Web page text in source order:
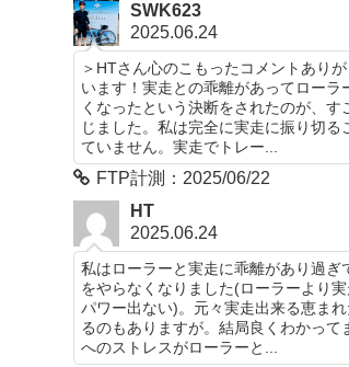
SWK623
2025.06.24
＞HTさん心のこもったコメントあり
います！実走との乖離があってローラ
くなったという決断をされたのが、す
じました。私は完全に実走に振り切る
ていません。実走でトレー...
FTP計測：2025/06/22
HT
2025.06.24
私はローラーと実走に乖離があり過ぎ
をやらなくなりました(ローラーより
パワー出ない)。元々実走出来る恵ま
るのもありますが。結局良くわかって
へのストレスがローラーと...